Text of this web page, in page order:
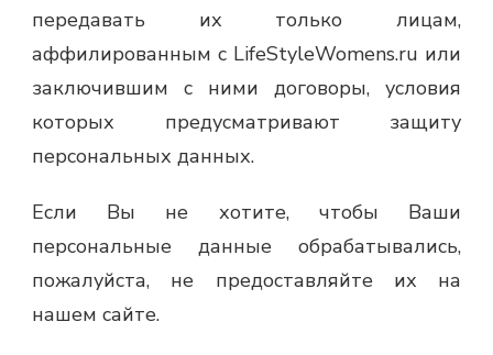
передавать их только лицам,
аффилированным с LifeStyleWomens.ru или
заключившим с ними договоры, условия
которых предусматривают защиту
персональных данных.
Если Вы не хотите, чтобы Ваши
персональные данные обрабатывались,
пожалуйста, не предоставляйте их на
нашем сайте.